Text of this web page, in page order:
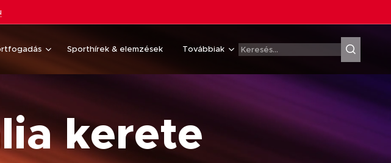
Sporthírek & elemzések Továbbiak
kerete